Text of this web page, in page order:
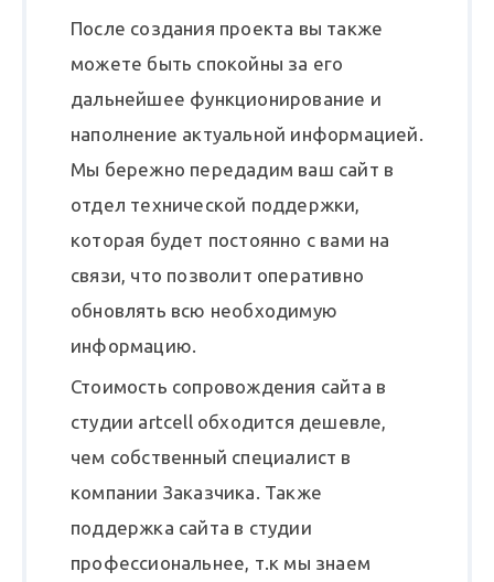
После создания проекта вы также
можете быть спокойны за его
дальнейшее функционирование и
наполнение актуальной информацией.
Мы бережно передадим ваш сайт в
отдел технической поддержки,
которая будет постоянно с вами на
связи, что позволит оперативно
обновлять всю необходимую
информацию.
Стоимость сопровождения сайта в
студии artcell обходится дешевле,
чем собственный специалист в
компании Заказчика. Также
поддержка сайта в студии
профессиональнее, т.к мы знаем